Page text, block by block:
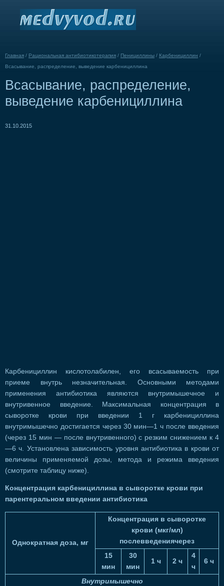
Главная / Рациональная антибиотикотерапия / Пенициллины / Карбенициллин /
Всасывание, распределение, выведение карбенициллина
Всасывание, распределение,
выведение карбенициллина
31.10.2015
Карбенициллин кислотолабилен, его всасываемость при
приеме внутрь незначительная. Основными методами
применения антибиотика являются внутримышечное и
внутривенное введение. Максимальная концентрация в
сыворотке крови при введении 1 г карбенициллина
внутримышечно достигается через 30 мин—1 ч после введения
(через 15 мин — после внутривенного) с резким снижением к 4
—6 ч. Установлена зависимость уровня антибиотика в крови от
величины применяемой дозы, метода и режима введения
(смотрите таблицу ниже).
Концентрация карбенициллина в сыворотке крови при
парентеральном введении антибиотика
Однократная доза, мг
Концентрация в сыворотке
крови (мкг/мл)
послевведениячерез
15
мин
30
мин
1 ч 2 ч
4
ч
6 ч
Внутримышечно